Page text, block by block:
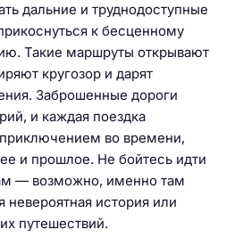
дальние и труднодоступные
к бесценному
Такие маршруты открывают
кругозор и дарят
Заброшенные дороги
и каждая поездка
во времени,
и прошлое. Не бойтесь идти
— возможно, именно там
история или
путешествий.